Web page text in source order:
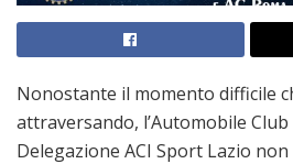
Nonostante il momento difficile
attraversando, l’Automobile Club
Delegazione ACI Sport Lazio